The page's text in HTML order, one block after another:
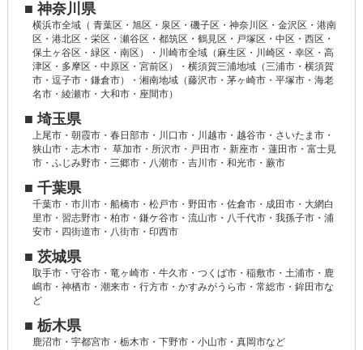
■ 神奈川県
横浜市全域（ 青葉区・旭区・泉区・磯子区・神奈川区・金沢区・港南
区・港北区・栄区・瀬谷区・都筑区・鶴見区・戸塚区・中区・西区・
保土ヶ谷区・緑区・南区）・川崎市全域（麻生区・川崎区・幸区・高
津区・多摩区・中原区・宮前区）・横須賀三浦地域（三浦市・横須賀
市・逗子市・鎌倉市）・湘南地域（藤沢市・茅ヶ崎市・平塚市・海老
名市・綾瀬市・大和市・座間市）
■ 埼玉県
上尾市・朝霞市・春日部市・川口市・川越市・越谷市・さいたま市・
狭山市・志木市・ 草加市・所沢市・戸田市・新座市・蓮田市・富士見
市・ふじみ野市・三郷市・八潮市・吉川市・和光市・蕨市
■ 千葉県
千葉市・市川市・船橋市・松戸市・野田市・佐倉市・成田市・大網白
里市・習志野市・柏市・鎌ケ谷市・流山市・八千代市・我孫子市・浦
安市・四街道市・八街市・印西市
■ 茨城県
取手市・守谷市・竜ヶ崎市・牛久市・つくば市・稲敷市・土浦市・鹿
嶋市・神栖市・潮来市・行方市・かすみがうら市・常総市・鉾田市な
ど
■ 栃木県
鹿沼市・宇都宮市・栃木市・下野市・小山市・真岡市など